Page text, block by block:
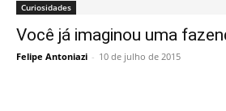
Curiosidades
Você já imaginou uma
Felipe Antoniazi - 10 de julho de 2015